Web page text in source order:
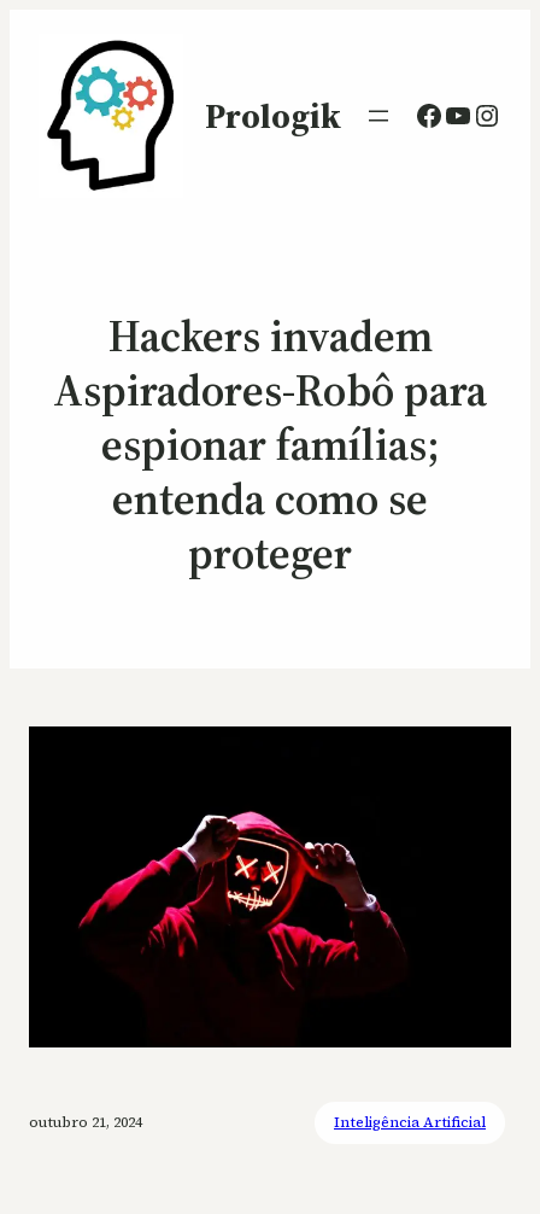
Prologik Facebook
Hackers invadem
Aspiradores-Robô para
espionar famílias;
entenda como se
proteger
outubro 21, 2024 Inteligência Artificial